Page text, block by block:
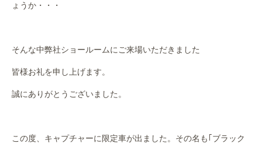
ょうか・・・
そんな中弊社ショールームにご来場いただきました
皆様お礼を申し上げます。
誠にありがとうございました。
この度、キャプチャーに限定車が出ました。その名も｢ブラック